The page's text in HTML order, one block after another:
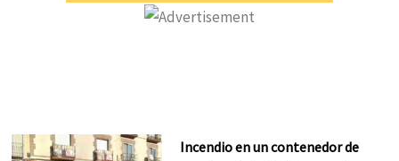
Incendio en un contenedor de